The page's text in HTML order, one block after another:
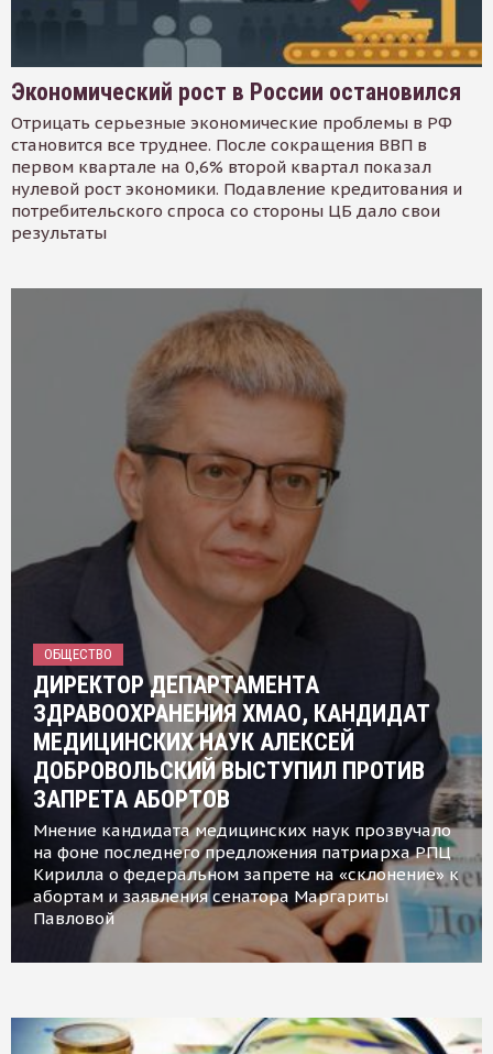
Экономический рост в России остановился
Отрицать серьезные экономические проблемы в РФ
становится все труднее. После сокращения ВВП в
первом квартале на 0,6% второй квартал показал
нулевой рост экономики. Подавление кредитования и
потребительского спроса со стороны ЦБ дало свои
результаты
ОБЩЕСТВО
ДИРЕКТОР ДЕПАРТАМЕНТА
ЗДРАВООХРАНЕНИЯ ХМАО, КАНДИДАТ
МЕДИЦИНСКИХ НАУК АЛЕКСЕЙ
ДОБРОВОЛЬСКИЙ ВЫСТУПИЛ ПРОТИВ
ЗАПРЕТА АБОРТОВ
Мнение кандидата медицинских наук прозвучало
на фоне последнего предложения патриарха РПЦ
Кирилла о федеральном запрете на «склонение» к
абортам и заявления сенатора Маргариты
Павловой